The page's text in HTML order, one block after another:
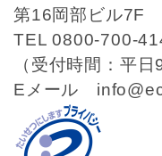
第16岡部ビル7F
TEL 0800-700-
（受付時間：平
Eメール